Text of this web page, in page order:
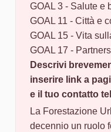
GOAL 3 - Salute e
GOAL 11 - Città e
GOAL 15 - Vita
GOAL 17 -
Descrivi
inserire link a
e il tuo contatto
La Forestazione
decennio un ruolo